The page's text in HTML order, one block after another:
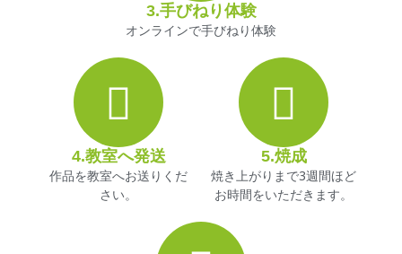
3.手びねり体験
オンラインで手びねり体験
4.教室へ発送
作品を教室へお送りくだ
さい。
5.焼成
焼き上がりまで3週間ほど
お時間をいただきます。